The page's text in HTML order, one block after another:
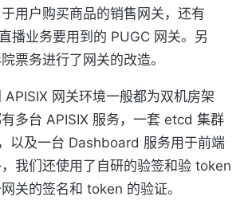
用户购买商品的销售网关，还有
播业务要用到的 PUGC 网关。另
票务进行了网关的改造。
APISIX 网关环境一般都为双机房架
多台 APISIX 服务，一套 etcd 集群
以及一台 Dashboard 服务用于前端
我们还使用了自研的验签和验 token
关的签名和 token 的验证。